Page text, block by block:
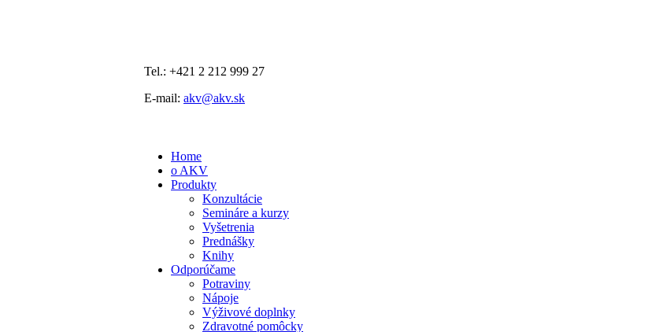
Tel.: +421 2 212 999 27
E-mail: akv@akv.sk
Home
o AKV
Produkty
Konzultácie
Semináre a kurzy
Vyšetrenia
Prednášky
Knihy
Odporúčame
Potraviny
Nápoje
Výživové doplnky
Zdravotné pomôcky